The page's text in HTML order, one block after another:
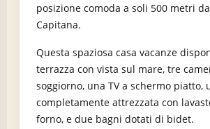
posizione comoda a soli 500 metri
Capitana.
Questa spaziosa casa vacanze
terrazza con vista sul mare, tre
soggiorno, una TV a schermo piatto,
completamente attrezzata con
forno, e due bagni dotati di bidet.